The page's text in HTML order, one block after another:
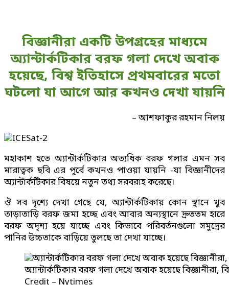
বিজ্ঞানীরা একটি উপগ্রহের মাধ্যমে
অ্যান্টার্কটিকার বরফ গলা দেখে অবাক
হয়েছে, বিশ্ব ইতিহাসে প্রথমবারের মতো
ঘটলো যা আগে আর কখনও দেখা যায়নি
– আশফাকুর রহমান নিলয়
মহাকাশ হতে অ্যান্টার্কটিকার অত্যধিক বরফ গলার এমন সব
মারাত্বক ছবি এর পূর্বে কখনও পাওয়া যায়নি -যা বিজ্ঞানীদের
অ্যান্টার্কটিকার বিষয়ে নতুন তথ্য সরবরাহ করেছে।
ঔ সব দৃশ্যে দেখা গেছে যে, অ্যান্টার্কটিকায় কোন স্থানে খুব
তাড়াতাড়ি বরফ জমা হচ্ছে এবং আবার অন্যস্থানে দ্রুততম হারে
বরফ অদৃশ্য হয়ে যাচ্ছে এবং কিভাবে পরিবর্তনগুলো সমুদ্রের
পানির উচ্চতাকে বাড়িয়ে তুলছে তা দেখা যাচ্ছে।
অ্যান্টার্কটিকার বরফ গলা দেখে অবাক হয়েছে
Credit – Nytimes